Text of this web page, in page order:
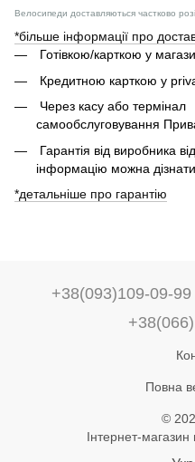
Велосипеди доставляються частково
*більше інформації про
Готівкою/карткою у
Кредитною карткою у
Через касу або термінал
самообслуговування
Гарантія від виробника
інформацію можна
*детальніше про гарантію
+38(093)109-09-99
Повна
©
Інтернет-